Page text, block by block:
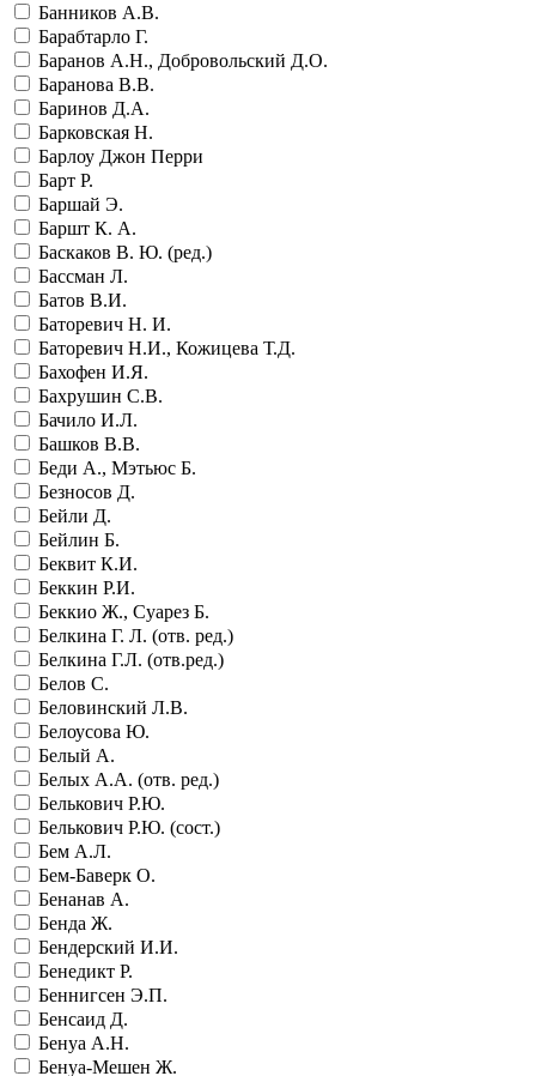
Банников А.В.
Барабтарло Г.
Баранов А.Н., Добровольский Д.О.
Баранова В.В.
Баринов Д.А.
Барковская Н.
Барлоу Джон Перри
Барт Р.
Баршай Э.
Баршт К. А.
Баскаков В. Ю. (ред.)
Бассман Л.
Батов В.И.
Баторевич Н. И.
Баторевич Н.И., Кожицева Т.Д.
Бахофен И.Я.
Бахрушин С.В.
Бачило И.Л.
Башков В.В.
Беди А., Мэтьюс Б.
Безносов Д.
Бейли Д.
Бейлин Б.
Беквит К.И.
Беккин Р.И.
Беккио Ж., Суарез Б.
Белкина Г. Л. (отв. ред.)
Белкина Г.Л. (отв.ред.)
Белов С.
Беловинский Л.В.
Белоусова Ю.
Белый А.
Белых А.А. (отв. ред.)
Белькович Р.Ю.
Белькович Р.Ю. (сост.)
Бем А.Л.
Бем-Баверк О.
Бенанав А.
Бенда Ж.
Бендерский И.И.
Бенедикт Р.
Беннигсен Э.П.
Бенсаид Д.
Бенуа А.Н.
Бенуа-Мешен Ж.